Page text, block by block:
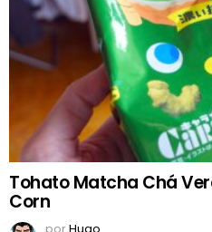
Tohato Matcha Chá
Corn